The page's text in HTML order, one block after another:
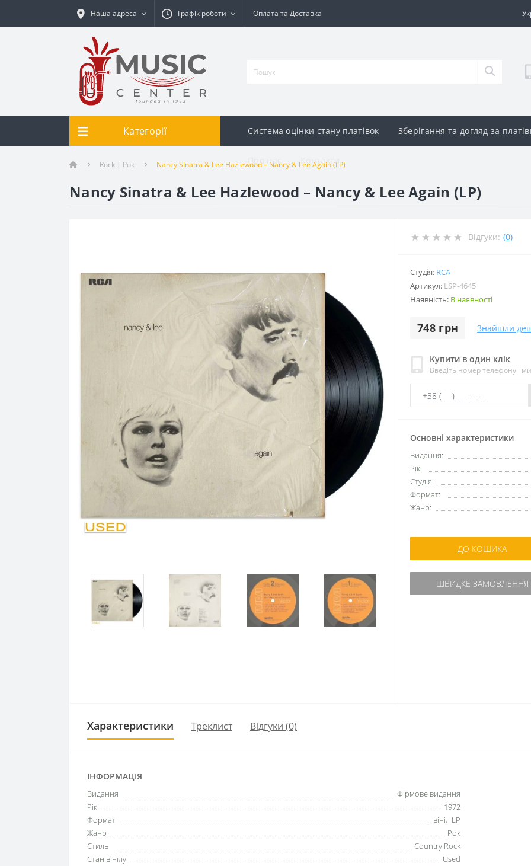
Наша адреса Графік роботи Оплата та Доставка
Категорії Система оцінки стану платівок Зберігання та догляд за
Про нас Контакти
Rock | Рок Nancy Sinatra & Lee Hazlewood – Nancy & Lee Again (LP)
Nancy Sinatra & Lee Hazlewood – Nancy & Lee Again (LP)
Відгуки: (0)
Студія: RCA
Артикул: LSP-4645
Наявність: В наявності
748 грн Знайшли
Купити в один клік
Введіть номер телефону і
Основні характеристики
Видання:
Рік:
Студія:
Формат:
Жанр:
ДО КОШИКА
ШВИДКЕ ЗАМОВЛЕННЯ
Характеристики Треклист Відгуки (0)
ІНФОРМАЦІЯ
Видання
Фірмове видання
Рік
1972
Формат
вініл LP
Жанр
Рок
Стиль
Country Rock
Стан вінілу
Used